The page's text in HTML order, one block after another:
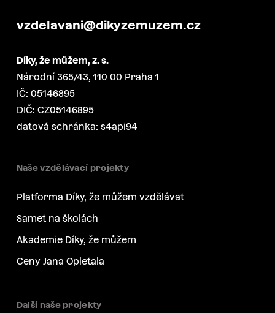
vzdelavani@dikyzemuzem.cz
Díky, že můžem, z. s.
Národní 365/43, 110 00 Praha 1
IČ: 05146895
DIČ: CZ05146895
datová schránka: s4api94
Naše vzdělávací projekty
Platforma Díky, že můžem vzdělávat
Samet na školách
Akademie Díky, že můžem
Ceny Jana Opletala
Další naše projekty